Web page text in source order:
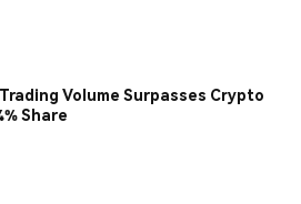
Volume Surpasses Crypto
Share